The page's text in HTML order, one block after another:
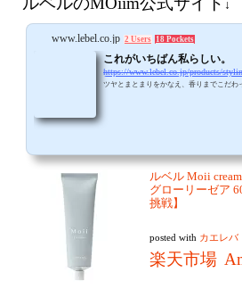
↓
www.lebel.co.jp 2 Users 18 Pockets
これがいちばん私らしい。
https://www.lebel.co.jp/products/
ツヤとまとまりをかなえ、香りまでこだわ
ルベル Moii
グローリーゼア
挑戦】
posted with カエレバ
楽天市場